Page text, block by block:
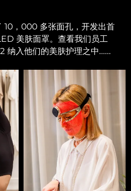
10，000 多张面孔，开发出首
美肤面罩。查看我们员工
入他们的美肤护理之中......